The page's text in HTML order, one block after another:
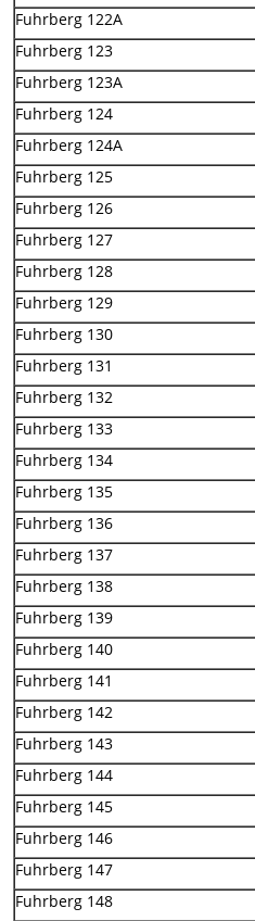
Fuhrberg 122A
Fuhrberg 123
Fuhrberg 123A
Fuhrberg 124
Fuhrberg 124A
Fuhrberg 125
Fuhrberg 126
Fuhrberg 127
Fuhrberg 128
Fuhrberg 129
Fuhrberg 130
Fuhrberg 131
Fuhrberg 132
Fuhrberg 133
Fuhrberg 134
Fuhrberg 135
Fuhrberg 136
Fuhrberg 137
Fuhrberg 138
Fuhrberg 139
Fuhrberg 140
Fuhrberg 141
Fuhrberg 142
Fuhrberg 143
Fuhrberg 144
Fuhrberg 145
Fuhrberg 146
Fuhrberg 147
Fuhrberg 148